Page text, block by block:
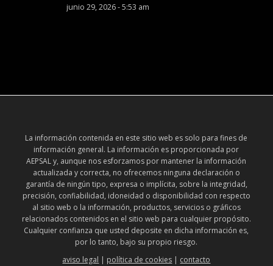
junio 29, 2026 - 5:53 am
La información contenida en este sitio web es solo para fines de
información general. La información es proporcionada por
AEPSAL y, aunque nos esforzamos por mantener la información
actualizada y correcta, no ofrecemos ninguna declaración o
garantía de ningún tipo, expresa o implícita, sobre la integridad,
precisión, confiabilidad, idoneidad o disponibilidad con respecto
al sitio web o la información, productos, servicios o gráficos
relacionados contenidos en el sitio web para cualquier propósito.
Cualquier confianza que usted deposite en dicha información es,
por lo tanto, bajo su propio riesgo.
aviso legal | política de cookies | contacto